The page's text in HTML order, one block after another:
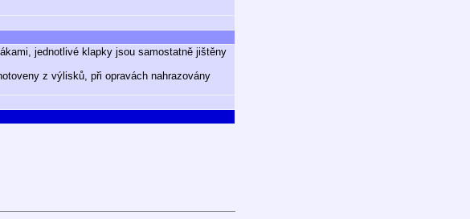
jednotlivé klapky jsou samostatně jištěny
z výlisků, při opravách nahrazovány